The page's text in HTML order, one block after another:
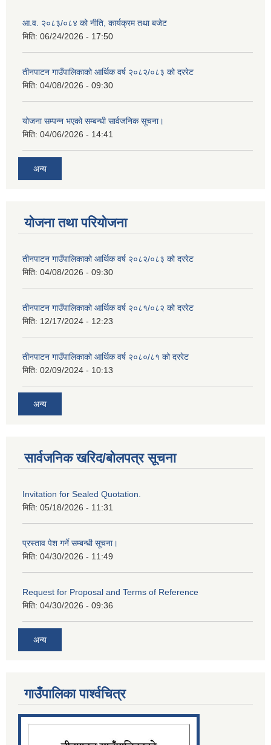
आ.व. २०८३/०८४ को नीति, कार्यक्रम तथा बजेट
मिति: 06/24/2026 - 17:50
तीनपाटन गाउँपालिकाको आर्थिक वर्ष २०८२/०८३ को दररेट
मिति: 04/08/2026 - 09:30
योजना सम्पन्न भएको सम्बन्धी सार्वजनिक सूचना।
मिति: 04/06/2026 - 14:41
अन्य
योजना तथा परियोजना
तीनपाटन गाउँपालिकाको आर्थिक वर्ष २०८२/०८३ को दररेट
मिति: 04/08/2026 - 09:30
तीनपाटन गाउँपालिकाको आर्थिक वर्ष २०८१/०८२ को दररेट
मिति: 12/17/2024 - 12:23
तीनपाटन गाउँपालिकाको आर्थिक वर्ष २०८०/८१ को दररेट
मिति: 02/09/2024 - 10:13
अन्य
सार्वजनिक खरिद/बोलपत्र सूचना
Invitation for Sealed Quotation.
मिति: 05/18/2026 - 11:31
प्रस्ताव पेश गर्ने सम्बन्धी सूचना।
मिति: 04/30/2026 - 11:49
Request for Proposal and Terms of Reference
मिति: 04/30/2026 - 09:36
अन्य
गाउँपालिका पार्श्‍वचित्र